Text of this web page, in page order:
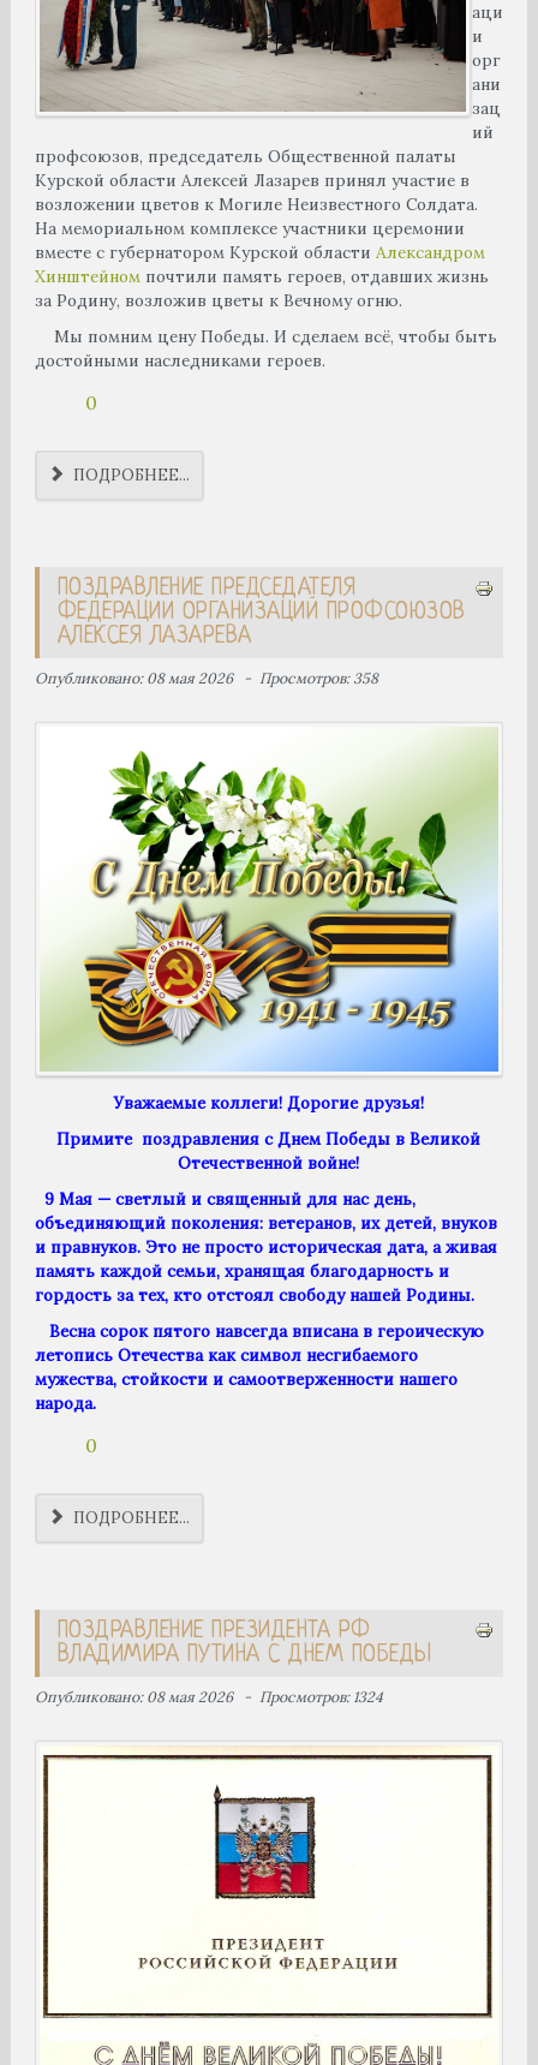
аци
и
орг
ани
зац
ий
профсоюзов, председатель Общественной палаты
Курской области Алексей Лазарев принял участие в
возложении цветов к Могиле Неизвестного Солдата.
На мемориальном комплексе участники церемонии
вместе с губернатором Курской области Александром
Хинштейномпочтили память героев, отдавших жизнь
за Родину, возложив цветы к Вечному огню.
Мы помним цену Победы. И сделаем всё, чтобы быть
достойными наследниками героев.
0
ПОДРОБНЕЕ...
ПОЗДРАВЛЕНИЕ ПРЕДСЕДАТЕЛЯ
ФЕДЕРАЦИИ ОРГАНИЗАЦИЙ ПРОФСОЮЗОВ
АЛЕКСЕЯ ЛАЗАРЕВА
Опубликовано: 08 мая 2026 Просмотров: 358
Уважаемые коллеги! Дорогие друзья!
Примите поздравления с Днем Победы в Великой
Отечественной войне!
9 Мая — светлый и священный для нас день,
объединяющий поколения: ветеранов, их детей, внуков
и правнуков. Это не просто историческая дата, а живая
память каждой семьи, хранящая благодарность и
гордость за тех, кто отстоял свободу нашей Родины.
Весна сорок пятого навсегда вписана в героическую
летопись Отечества как символ несгибаемого
мужества, стойкости и самоотверженности нашего
народа.
0
ПОДРОБНЕЕ...
ПОЗДРАВЛЕНИЕ ПРЕЗИДЕНТА РФ
ВЛАДИМИРА ПУТИНА С ДНЕМ ПОБЕДЫ
Опубликовано: 08 мая 2026 Просмотров: 1324